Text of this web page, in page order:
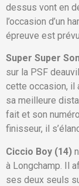
dessus vont en
l’occasion d’un
épreuve est
Super Super
sur la PSF
cette occasion, il
sa meilleure
fait et son
finisseur, il
Ciccio Boy (14)
à Longchamp. Il
ses deux seuls